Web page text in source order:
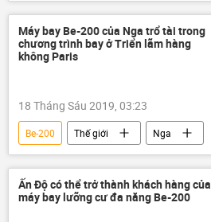
Liên bang Nga
Đông Nam Á
Máy bay Be-200 của Nga trổ tài trong
chương trình bay ở Triển lãm hàng
không Paris
18 Tháng Sáu 2019, 03:23
Be-200 Thế giới
Nga
Liên bang Nga
Ấn Độ có thể trở thành khách hàng của
máy bay lưỡng cư đa năng Be-200